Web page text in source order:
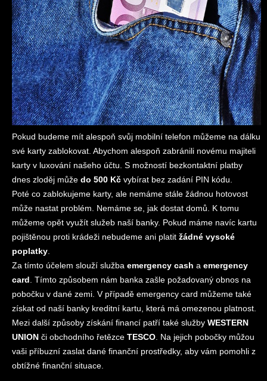
Pokud budeme mít alespoň svůj mobilní telefon můžeme na dálku
své karty zablokovat. Abychom alespoň zabránili novému majiteli
karty v luxování našeho účtu. S možností bezkontaktní platby
dnes zloděj může do 500 Kč vybírat bez zadání PIN kódu.
Poté co zablokujeme karty, ale nemáme stále žádnou hotovost
může nastat problém. Nemáme se, jak dostat domů. K tomu
můžeme opět využít služeb naší banky. Pokud máme navíc kartu
pojištěnou proti krádeži nebudeme ani platit žádné vysoké
poplatky
Za tímto účelem slouží služba emergency cash a emergency
card . Tímto způsobem nám banka zašle požadovaný obnos na
pobočku v dané zemi. V případě emergency card můžeme také
získat od naší banky kreditní kartu, která má omezenou platnost.
Mezi další způsoby získání financí patří také služby WESTERN
UNION či obchodního řetězce TESCO . Na jejich pobočky můžou
vaši příbuzní zaslat dané finanční prostředky, aby vám pomohli z
obtížné finanční situace.